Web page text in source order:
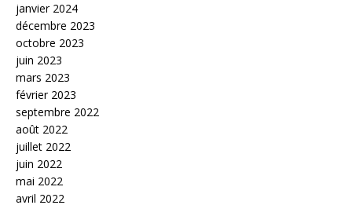
janvier 2024
décembre 2023
octobre 2023
juin 2023
mars 2023
février 2023
septembre 2022
août 2022
juillet 2022
juin 2022
mai 2022
avril 2022